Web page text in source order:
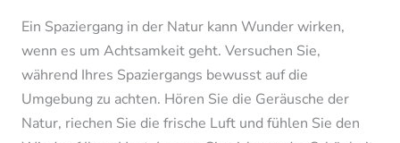
Ein Spaziergang in der Natur kann Wunder wirken,
wenn es um Achtsamkeit geht. Versuchen Sie,
während Ihres Spaziergangs bewusst auf die
Umgebung zu achten. Hören Sie die Geräusche der
Natur, riechen Sie die frische Luft und fühlen Sie den